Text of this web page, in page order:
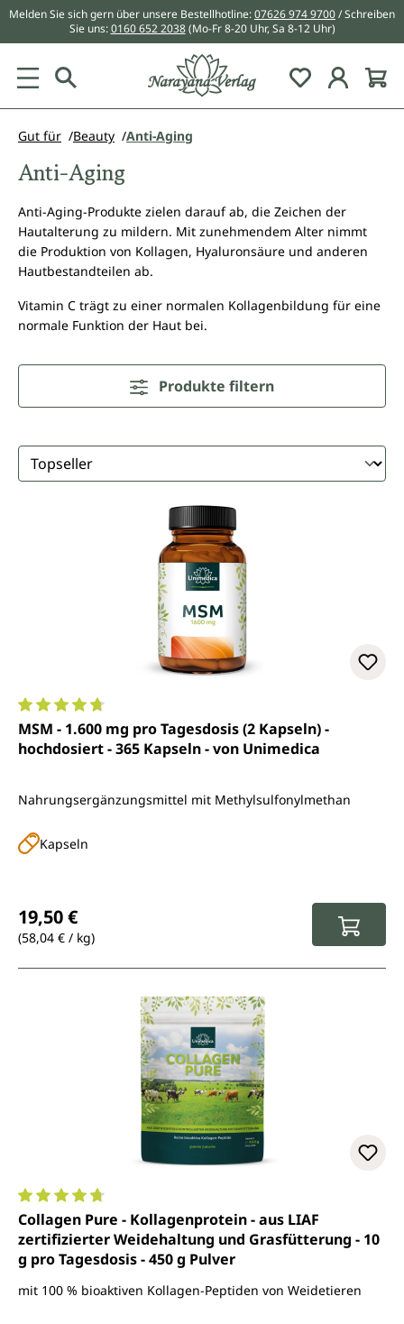
springen
Melden Sie sich gern über unsere Bestellhotline:07626 974 9700/ Schreiben
Sie uns:0160 652 2038 (Mo-Fr 8-20 Uhr, Sa 8-12 Uhr)
Du hast 0
Gut für Beauty Anti-Aging
Anti-Aging
Anti-Aging-Produkte zielen darauf ab, die Zeichen der
Hautalterung zu mildern. Mit zunehmendem Alter nimmt
die Produktion von Kollagen, Hyaluronsäure und anderen
Hautbestandteilen ab.
Vitamin C trägt zu einer normalen Kollagenbildung für eine
normale Funktion der Haut bei.
Produkte filtern
Durchschnittliche Bewertung von 4.8 von 5 Sternen
MSM - 1.600 mg pro Tagesdosis (2 Kapseln) -
hochdosiert - 365 Kapseln - von Unimedica
Nahrungsergänzungsmittel mit Methylsulfonylmethan
Kapseln
19,50 €
(58,04 € / kg)
Durchschnittliche Bewertung von 4.7 von 5 Sternen
Collagen Pure - Kollagenprotein - aus LIAF
zertifizierter Weidehaltung und Grasfütterung - 10
g pro Tagesdosis - 450 g Pulver
mit 100 % bioaktiven Kollagen-Peptiden von Weidetieren